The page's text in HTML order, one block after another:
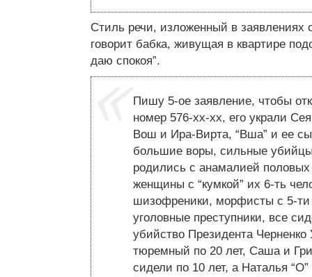
Стиль речи, изложенный в заявлениях
говорит бабка, живущая в квартире
даю спокоя”.
Пишу 5-ое заявление, чтобы
номер 576-хх-хх, его украли
Вош и Ира-Вирта, “Вша” и ее
большие воры, сильные
родились с анамалией половых
женщины с “кумкой” их 6-ть
шизофреники, морфисты с 5-
уголовные преступники, все
убийство Президента
тюремный по 20 лет, Саша и
сидели по 10 лет, а Наталья